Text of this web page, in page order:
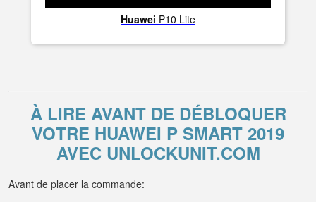
Huawei P10 Lite
À LIRE AVANT DE DÉBLOQUER
VOTRE HUAWEI P SMART 2019
AVEC UNLOCKUNIT.COM
Avant de placer la commande: